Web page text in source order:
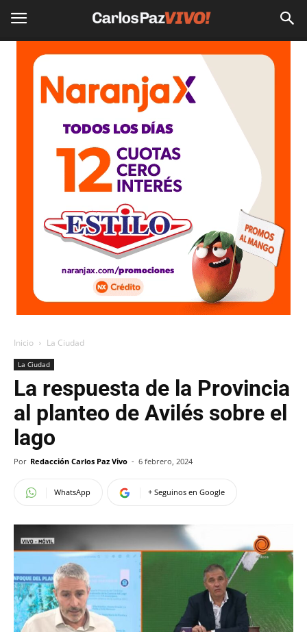
Inicio La Ciudad
La Ciudad
La respuesta de la Provincia
al planteo de Avilés sobre el
lago
Por Redacción Carlos Paz Vivo - 6 febrero, 2024
WhatsApp + Seguinos en Google